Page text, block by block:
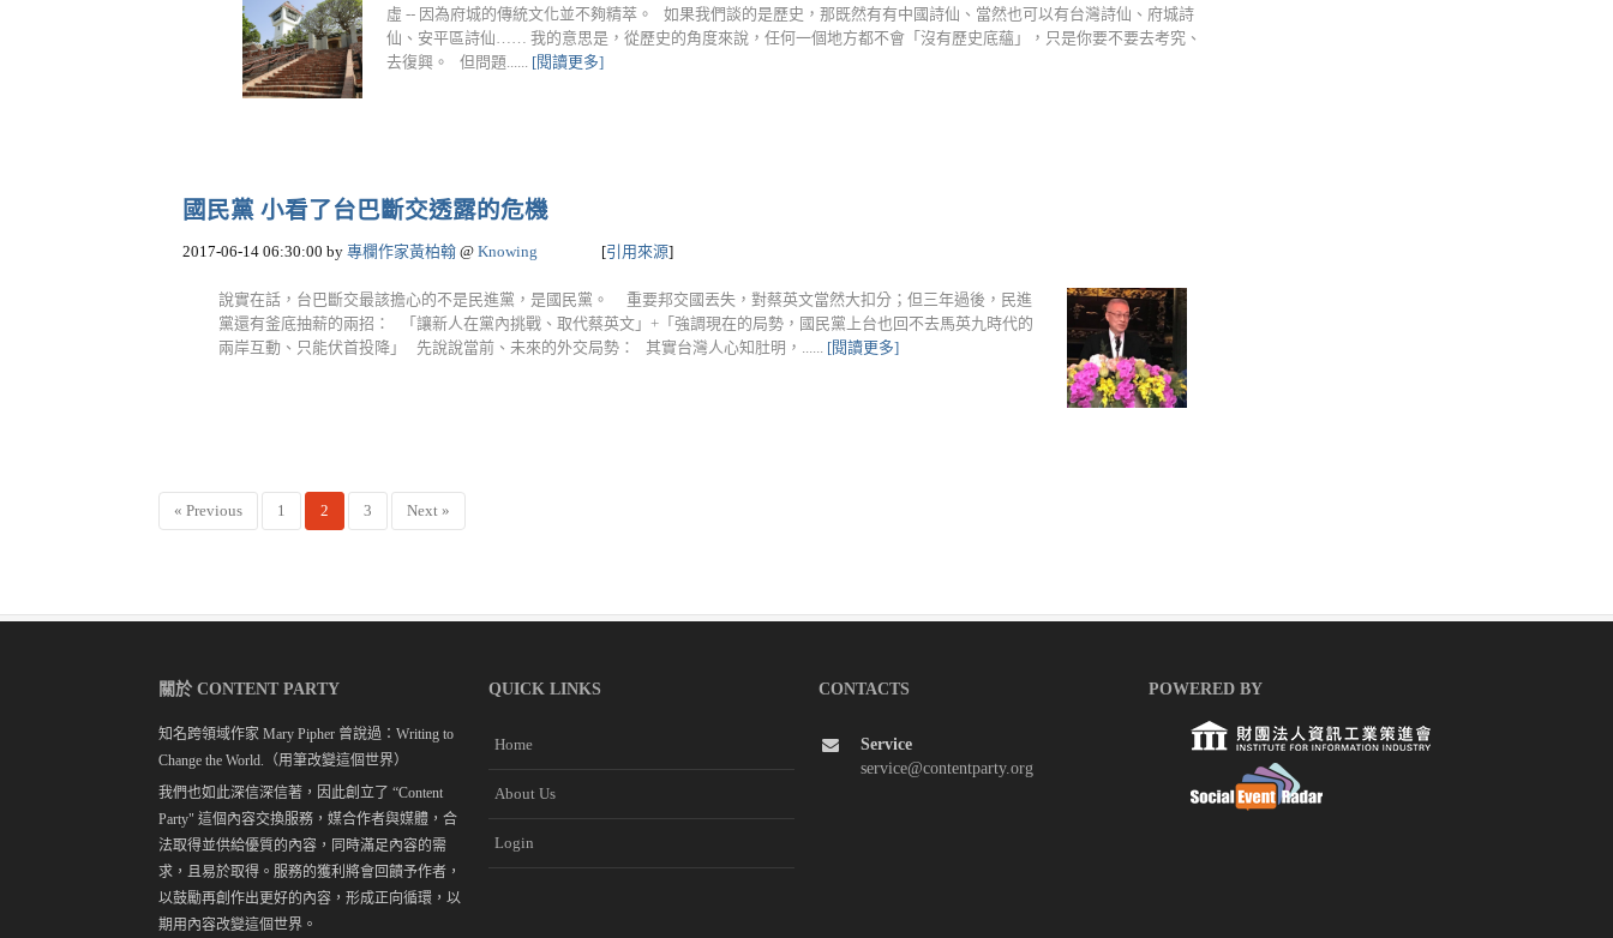
虛 -- 因為府城的傳統文化並不夠精萃。 如果我們談的是歷史，那既然有有中國詩仙、當然也可以有台灣詩仙、府城詩
仙、安平區詩仙…… 我的意思是，從歷史的角度來說，任何一個地方都不會「沒有歷史底蘊」，只是你要不要去考究、
去復興。 但問題...... [閱讀更多]
國民黨 小看了台巴斷交透露的危機
2017-06-14 06:30:00 by 專欄作家黃柏翰 @ Knowing [引用來源]
說實在話，台巴斷交最該擔心的不是民進黨，是國民黨。 重要邦交國丟失，對蔡英文當然大扣分；但三年過後，民進
黨還有釜底抽薪的兩招： 「讓新人在黨內挑戰、取代蔡英文」+「強調現在的局勢，國民黨上台也回不去馬英九時代的
兩岸互動、只能伏首投降」 先說說當前、未來的外交局勢： 其實台灣人心知肚明，...... [閱讀更多]
« Previous 1 2 3 Next »
關於 CONTENT PARTY
知名跨領域作家 Mary Pipher 曾說過：Writing to
Change the World.（用筆改變這個世界）
我們也如此深信深信著，因此創立了 “Content
Party" 這個內容交換服務，媒合作者與媒體，合
法取得並供給優質的內容，同時滿足內容的需
求，且易於取得。服務的獲利將會回饋予作者，
以鼓勵再創作出更好的內容，形成正向循環，以
期用內容改變這個世界。
QUICK LINKS
Home
About Us
Login
CONTACTS
Service
service@contentparty.org
POWERED BY